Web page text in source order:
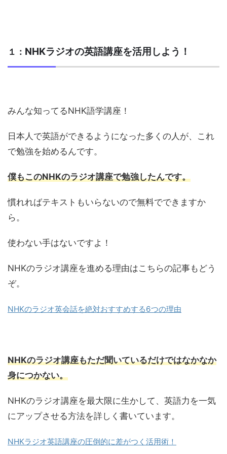
１： NHKラジオの英語講座を活用しよう！
みんな知ってるNHK語学講座！
日本人で英語ができるようになった多くの人が、これ
で勉強を始めるんです。
僕もこのNHKのラジオ講座で勉強したんです。
慣れればテキストもいらないので無料でできますか
ら。
使わない手はないですよ！
NHKのラジオ講座を進める理由はこちらの記事もどう
ぞ。
NHKのラジオ英会話を絶対おすすめする6つの理由
NHKのラジオ講座もただ聞いているだけではなかなか
身につかない。
NHKのラジオ講座を最大限に生かして、英語力を一気
にアップさせる方法を詳しく書いています。
NHKラジオ英語講座の圧倒的に差がつく活用術！